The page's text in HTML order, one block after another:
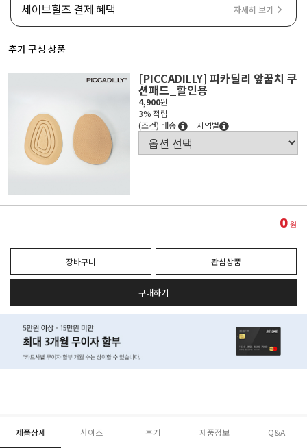
세이브힐즈 결제 혜택 자세히 보기
추가 구성 상품
[PICCADILLY] 피카딜리 앞꿈치 쿠
션패드_할인용
4,900원
3% 적립
(조건) 배송
지역별
0원
장바구니 관심상품
구매하기
제품상세 사이즈 후기 제품정보 Q&A